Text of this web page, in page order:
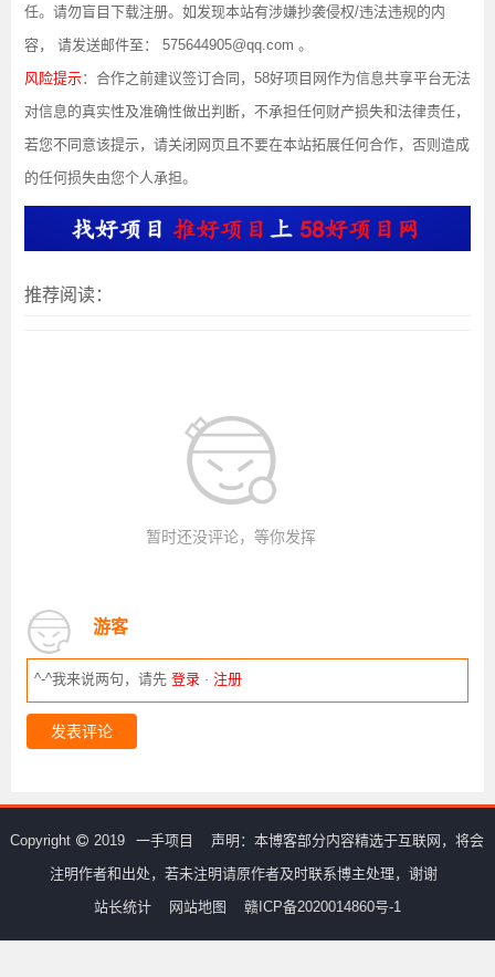
任。请勿盲目下载注册。如发现本站有涉嫌抄袭侵权/违法违规的内
容， 请发送邮件至： 575644905@qq.com 。
风险提示：合作之前建议签订合同，58好项目网作为信息共享平台无法
对信息的真实性及准确性做出判断，不承担任何财产损失和法律责任，
若您不同意该提示，请关闭网页且不要在本站拓展任何合作，否则造成
的任何损失由您个人承担。
推荐阅读：
暂时还没评论，等你发挥
游客
^-^我来说两句，请先登录 · 注册
发表评论
Copyright 2019 一手项目
声明：本博客部分内容精选于互联网，将会
注明作者和出处，若未注明请原作者及时联系博主处理，谢谢
站长统计
网站地图 赣ICP备2020014860号-1